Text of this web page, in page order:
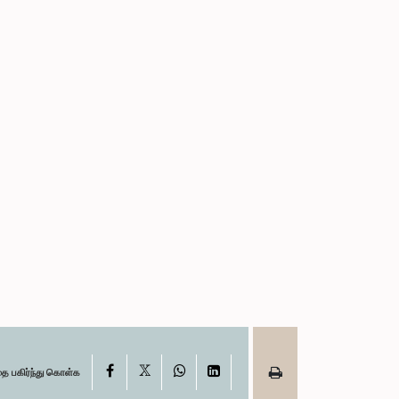
பகிர்ந்து கொள்க Facebook WhatsAppLinkedIn